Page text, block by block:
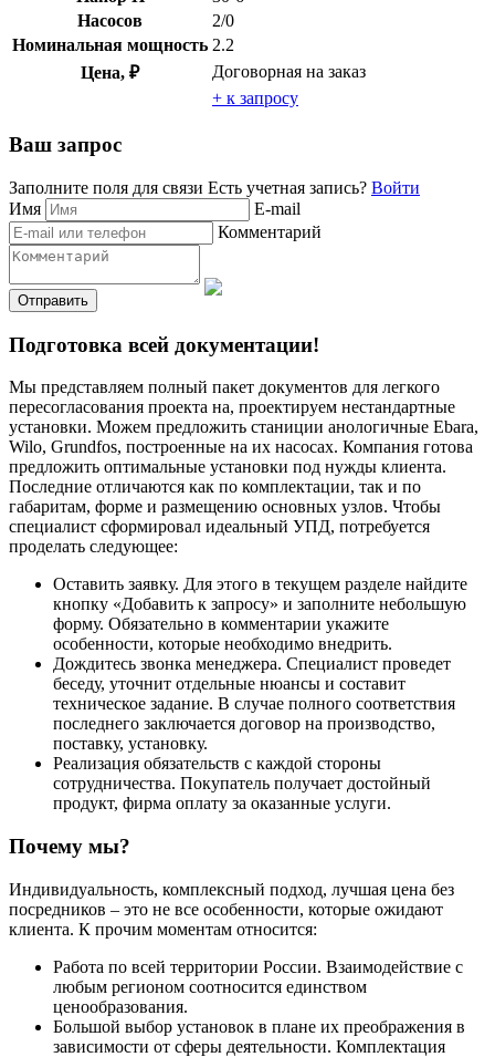
Насосов
2/0
Номинальная мощность 2.2
Цена, ₽
Договорная на заказ
+ к запросу
Ваш запрос
Заполните поля для связи Есть учетная запись? Войти
Имя
E-mail
Комментарий
Подготовка всей документации!
Мы представляем полный пакет документов для легкого
пересогласования проекта на, проектируем нестандартные
установки. Можем предложить станиции анологичные Ebara,
Wilo, Grundfos, построенные на их насосах. Компания готова
предложить оптимальные установки под нужды клиента.
Последние отличаются как по комплектации, так и по
габаритам, форме и размещению основных узлов. Чтобы
специалист сформировал идеальный УПД, потребуется
проделать следующее:
Оставить заявку. Для этого в текущем разделе найдите
кнопку «Добавить к запросу» и заполните небольшую
форму. Обязательно в комментарии укажите
особенности, которые необходимо внедрить.
Дождитесь звонка менеджера. Специалист проведет
беседу, уточнит отдельные нюансы и составит
техническое задание. В случае полного соответствия
последнего заключается договор на производство,
поставку, установку.
Реализация обязательств с каждой стороны
сотрудничества. Покупатель получает достойный
продукт, фирма оплату за оказанные услуги.
Почему мы?
Индивидуальность, комплексный подход, лучшая цена без
посредников – это не все особенности, которые ожидают
клиента. К прочим моментам относится:
Работа по всей территории России. Взаимодействие с
любым регионом соотносится единством
ценообразования.
Большой выбор установок в плане их преображения в
зависимости от сферы деятельности. Комплектация